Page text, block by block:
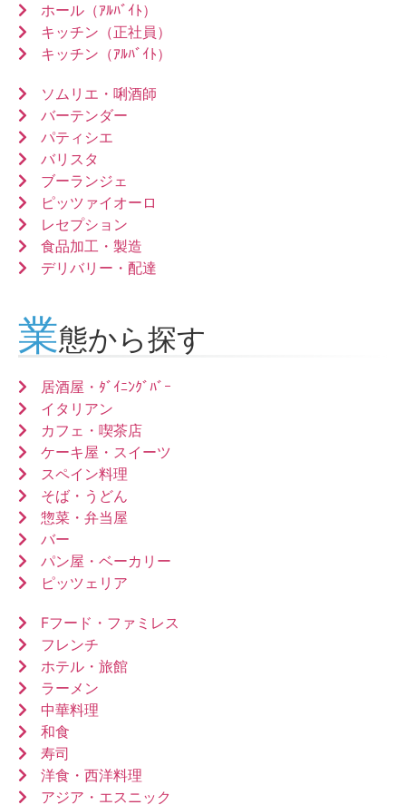
ホール（ｱﾙﾊﾞｲﾄ）
キッチン（正社員）
キッチン（ｱﾙﾊﾞｲﾄ）
ソムリエ・唎酒師
バーテンダー
パティシエ
バリスタ
ブーランジェ
ピッツァイオーロ
レセプション
食品加工・製造
デリバリー・配達
業態から探す
居酒屋・ﾀﾞｲﾆﾝｸﾞﾊﾞｰ
イタリアン
カフェ・喫茶店
ケーキ屋・スイーツ
スペイン料理
そば・うどん
惣菜・弁当屋
バー
パン屋・ベーカリー
ピッツェリア
Fフード・ファミレス
フレンチ
ホテル・旅館
ラーメン
中華料理
和食
寿司
洋食・西洋料理
アジア・エスニック